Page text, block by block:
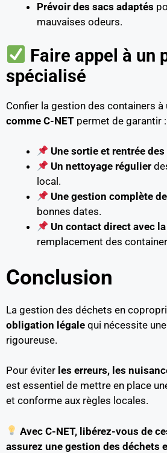
Prévoir des sacs adaptés
mauvaises odeurs.
Faire appel à un
spécialisé
Confier la gestion des containers à
comme C-NET permet de garantir :
Une sortie et rentrée
Un nettoyage régulier
local.
Une gestion complète
bonnes dates.
Un contact direct avec
remplacement des
Conclusion
La gestion des déchets en
obligation légale qui nécessite
rigoureuse.
Pour éviter les erreurs, les
est essentiel de mettre en place
et conforme aux règles locales.
Avec C-NET, libérez-vous de
assurez une gestion des déchets